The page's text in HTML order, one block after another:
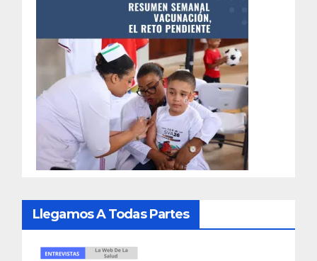
Llegamos A Todas Partes